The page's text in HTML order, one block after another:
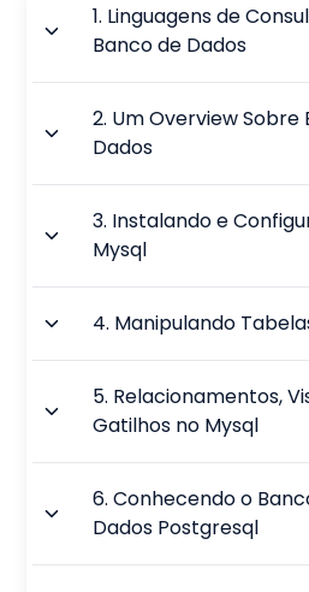
1. Linguagens de
Banco de Dados
2. Um Overview Sobre
Dados
3. Instalando e
Mysql
4. Manipulando
5. Relacionamentos,
Gatilhos no Mysql
6.Conhecendo o
Dados Postgresql